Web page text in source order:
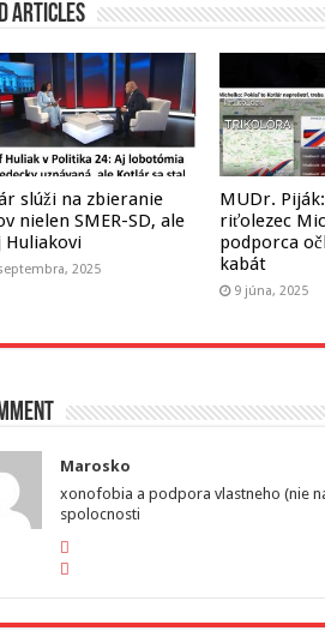
Articles
slúži na zbieranie
nielen SMER-SD, ale
Huliakovi
2025
MUDr.
riťolezec
podporca
kabát
9 júna, 2025
Marosko
xonofobia a podpora vlastneho (nie
spolocnosti